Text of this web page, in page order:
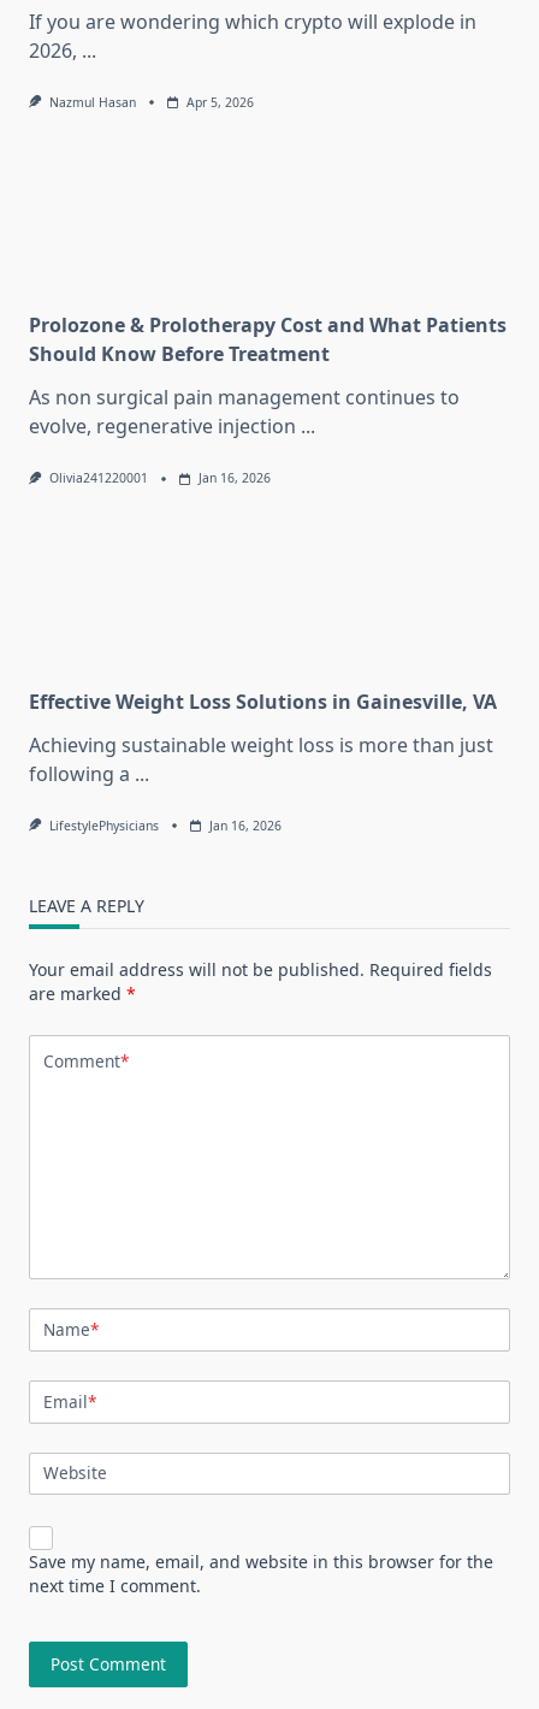
If you are wondering which crypto will explode in
2026, ...
Nazmul Hasan Apr 5, 2026
Prolozone & Prolotherapy Cost and What Patients
Should Know Before Treatment
As non surgical pain management continues to
evolve, regenerative injection ...
Olivia241220001 Jan 16, 2026
Effective Weight Loss Solutions in Gainesville, VA
Achieving sustainable weight loss is more than just
following a ...
LifestylePhysicians Jan 16, 2026
LEAVE A REPLY
Your email address will not be published. Required fields
are marked *
Comment*
Name*
Email*
Website
Save my name, email, and website in this browser for the
next time I comment.